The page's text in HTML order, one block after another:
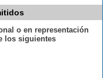
o en representación
los siguientes